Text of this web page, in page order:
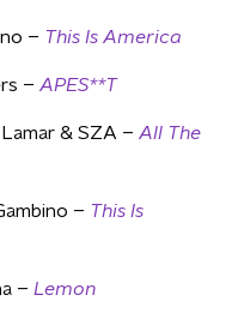
– This Is America
– APES**T
& SZA – All The
– This Is
– Lemon